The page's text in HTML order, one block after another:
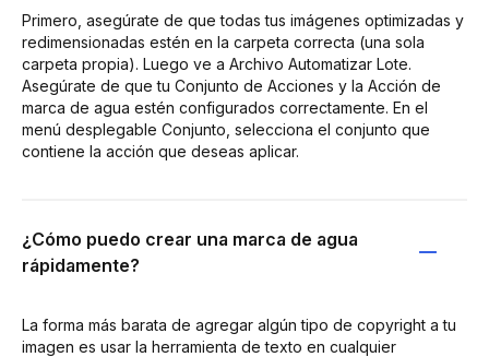
Primero, asegúrate de que todas tus imágenes optimizadas y
redimensionadas estén en la carpeta correcta (una sola
carpeta propia). Luego ve a Archivo Automatizar Lote.
Asegúrate de que tu Conjunto de Acciones y la Acción de
marca de agua estén configurados correctamente. En el
menú desplegable Conjunto, selecciona el conjunto que
contiene la acción que deseas aplicar.
¿Cómo puedo crear una marca de agua
rápidamente?
La forma más barata de agregar algún tipo de copyright a tu
imagen es usar la herramienta de texto en cualquier